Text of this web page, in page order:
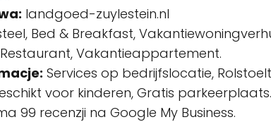
landgoed-zuylestein.nl
Bed & Breakfast,
Vakantieappartement.
Services op bedrijfslocatie,
voor kinderen, Gratis parkeerplaats.
99 recenzji na Google My Business.